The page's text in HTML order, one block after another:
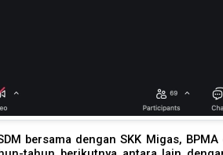
bersama dengan SKK Migas,